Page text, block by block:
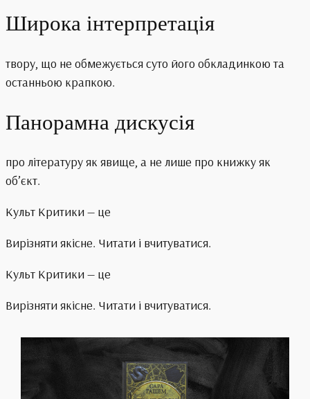
Широка інтерпретація
твору, що не обмежується суто його обкладинкою та
останньою крапкою.
Панорамна дискусія
про літературу як явище, а не лише про книжку як
об’єкт.
Культ Критики — це
Вирізняти якісне. Читати і вчитуватися.
Культ Критики — це
Вирізняти якісне. Читати і вчитуватися.